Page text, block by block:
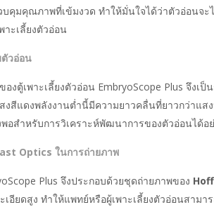
คุมคุณภาพที่เข้มงวด ทำให้มั่นใจได้ว่าตัวอ่อนจ
ะเลี้ยงตัวอ่อน
วอ่อน
เพาะเลี้ยงตัวอ่อน EmbryoScope Plus จึงเ
สีแดงพลังงานต่ำนี้มีความยาวคลื่นที่ยาวกว่าแส
สำหรับการวิเคราะห์พัฒนาการของตัวอ่อนได้อย่
Optics ในการถ่ายภาพ
Plus จึงประกอบด้วยชุดถ่ายภาพของ
ดสูง ทำให้แพทย์หรือผู้เพาะเลี้ยงตัวอ่อนสามา